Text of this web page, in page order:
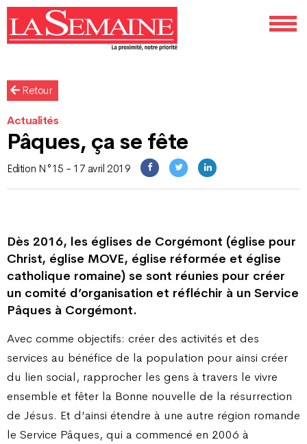
Retour
Actualités
Pâques, ça se fête
Edition N°15 - 17 avril 2019
Dès 2016, les églises de Corgémont (église pour
Christ, église MOVE, église réformée et église
catholique romaine) se sont réunies pour créer
un comité d’organisation et réfléchir à un Service
Pâques à Corgémont.
Avec comme objectifs: créer des activités et des
services au bénéfice de la population pour ainsi créer
du lien social, rapprocher les gens à travers le vivre
ensemble et fêter la Bonne nouvelle de la résurrection
de Jésus. Et d’ainsi étendre à une autre région romande
le Service Pâques, qui a commencé en 2006 à